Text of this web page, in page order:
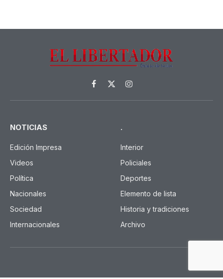
Facebook
X
(Twitter)
Instagram
NOTICIAS
Edición Impresa
Videos
Política
Nacionales
Sociedad
Internacionales
.
Interior
Policiales
Deportes
Elemento de lista
Historia y tradiciones
Archivo